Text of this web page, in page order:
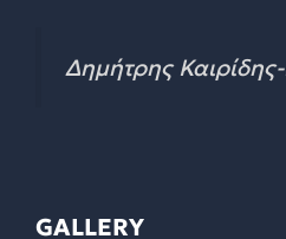
Δημήτρης
GALLERY